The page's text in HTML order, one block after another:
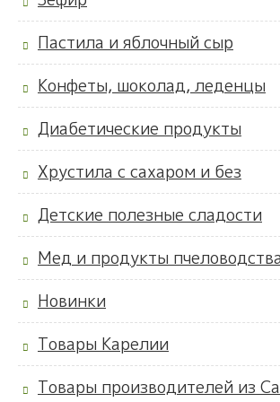
Пастила и яблочный сыр
Конфеты, шоколад, леденцы
Диабетические продукты
Хрустила с сахаром и без
Детские полезные сладости
Мед и продукты
Новинки
Товары Карелии
Товары производителей из